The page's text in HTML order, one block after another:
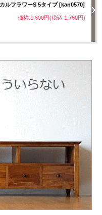
ルフラワーS 5タイプ [kan0570]
価格:1,600円(税込 1,760円)